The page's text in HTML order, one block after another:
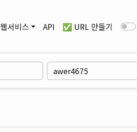
웹서비스 API ✅ URL 만들기